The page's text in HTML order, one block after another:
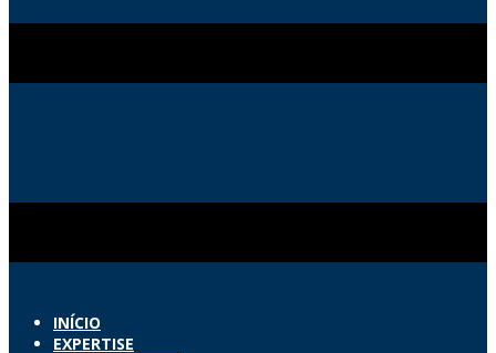
INÍCIO
EXPERTISE